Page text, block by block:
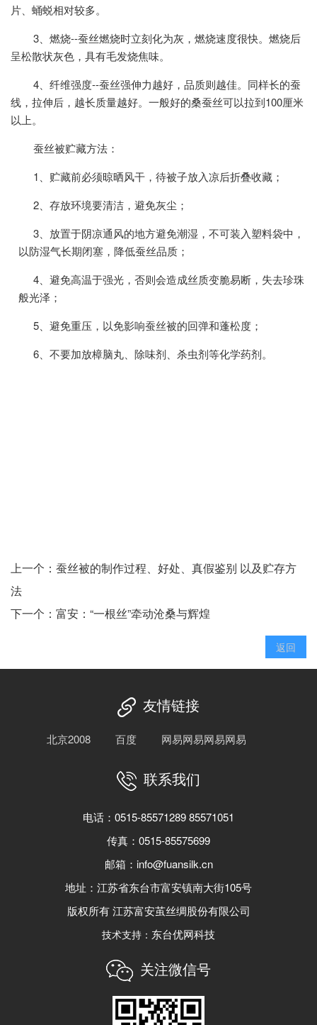
片、蛹蜕相对较多。
3、燃烧--蚕丝燃烧时立刻化为灰，燃烧速度很快。燃烧后
呈松散状灰色，具有毛发烧焦味。
4、纤维强度--蚕丝强伸力越好，品质则越佳。同样长的蚕
线，拉伸后，越长质量越好。一般好的桑蚕丝可以拉到100厘米
以上。
蚕丝被贮藏方法：
1、贮藏前必须晾晒风干，待被子放入凉后折叠收藏；
2、存放环境要清洁，避免灰尘；
3、放置于阴凉通风的地方避免潮湿，不可装入塑料袋中，
以防湿气长期闭塞，降低蚕丝品质；
4、避免高温于强光，否则会造成丝质变脆易断，失去珍珠
般光泽；
5、避免重压，以免影响蚕丝被的回弹和蓬松度；
6、不要加放樟脑丸、除味剂、杀虫剂等化学药剂。
上一个： 蚕丝被的制作过程、好处、真假鉴别 以及贮存方
法
下一个： 富安：“一根丝”牵动沧桑与辉煌
返回
友情链接
北京2008 百度 网易网易网易网易
联系我们
电话：0515-85571289 85571051
传真：0515-85575699
邮箱：info@fuansilk.cn
地址：江苏省东台市富安镇南大街105号
版权所有 江苏富安茧丝绸股份有限公司
技术支持： 东台优网科技
关注微信号